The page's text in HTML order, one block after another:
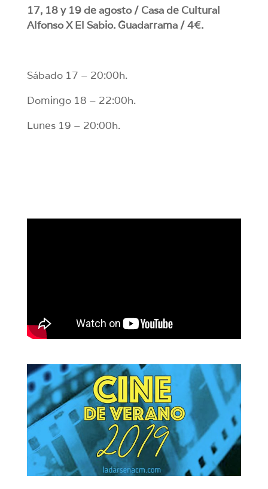
17, 18 y 19 de agosto / Casa de Cultural
Alfonso X El Sabio. Guadarrama / 4€.
Sábado 17 – 20:00h.
Domingo 18 – 22:00h.
Lunes 19 – 20:00h.